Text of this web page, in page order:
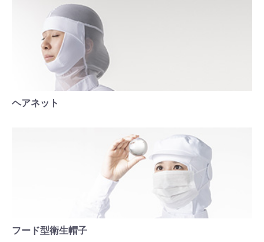
ヘアネット
フード型衛生帽子